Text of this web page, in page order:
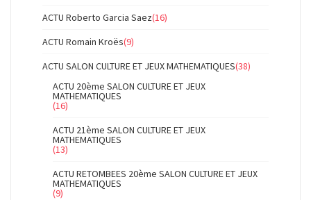
ACTU Roberto Garcia Saez(16)
ACTU Romain Kroës(9)
ACTU SALON CULTURE ET JEUX MATHEMATIQUES(38)
ACTU 20ème SALON CULTURE ET JEUX
MATHEMATIQUES
(16)
ACTU 21ème SALON CULTURE ET JEUX
MATHEMATIQUES
(13)
ACTU RETOMBEES 20ème SALON CULTURE ET JEUX
MATHEMATIQUES
(9)